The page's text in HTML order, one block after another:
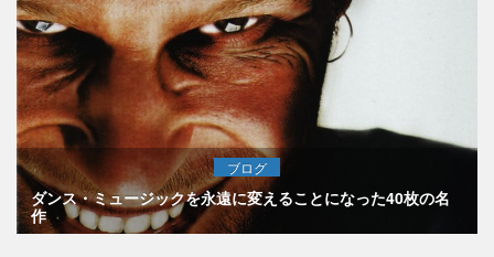
ブログ
ダンス・ミュージックを永遠に変えることになった40枚の名
作